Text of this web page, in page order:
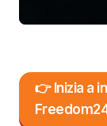
👉 Inizia a